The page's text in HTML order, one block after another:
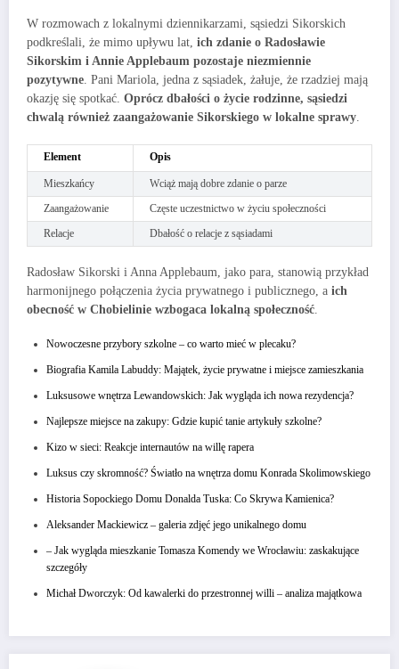
W rozmowach z lokalnymi dziennikarzami, sąsiedzi Sikorskich
podkreślali, że mimo upływu lat, ich zdanie o Radosławie
Sikorskim i Annie Applebaum pozostaje niezmiennie
pozytywne. Pani Mariola, jedna z sąsiadek, żałuje, że rzadziej mają
okazję się spotkać. Oprócz dbałości o życie rodzinne, sąsiedzi
chwalą również zaangażowanie Sikorskiego w lokalne sprawy.
Element Opis
Mieszkańcy
Wciąż mają dobre zdanie o parze
Zaangażowanie
Częste uczestnictwo w życiu społeczności
Relacje
Dbałość o relacje z sąsiadami
Radosław Sikorski i Anna Applebaum, jako para, stanowią przykład
harmonijnego połączenia życia prywatnego i publicznego, a ich
obecność w Chobielinie wzbogaca lokalną społeczność
Nowoczesne przybory szkolne – co warto mieć w plecaku?
Biografia Kamila Labuddy: Majątek, życie prywatne i miejsce zamieszkania
Luksusowe wnętrza Lewandowskich: Jak wygląda ich nowa rezydencja?
Najlepsze miejsce na zakupy: Gdzie kupić tanie artykuły szkolne?
Kizo w sieci: Reakcje internautów na willę rapera
Luksus czy skromność? Światło na wnętrza domu Konrada Skolimowskiego
Historia Sopockiego Domu Donalda Tuska: Co Skrywa Kamienica?
Aleksander Mackiewicz – galeria zdjęć jego unikalnego domu
– Jak wygląda mieszkanie Tomasza Komendy we Wrocławiu: zaskakujące
szczegóły
Michał Dworczyk: Od kawalerki do przestronnej willi – analiza majątkowa